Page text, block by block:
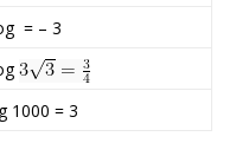
= – 3
1000 = 3